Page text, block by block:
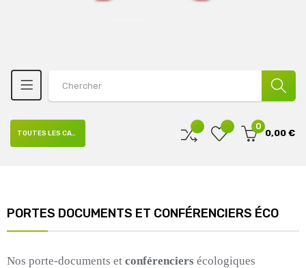
0
0,00 €
TOUTES LES CATÉGORIES
PORTES DOCUMENTS ET CONFÉRENCIERS ÉCO
Nos porte-documents et conférenciers écologiques